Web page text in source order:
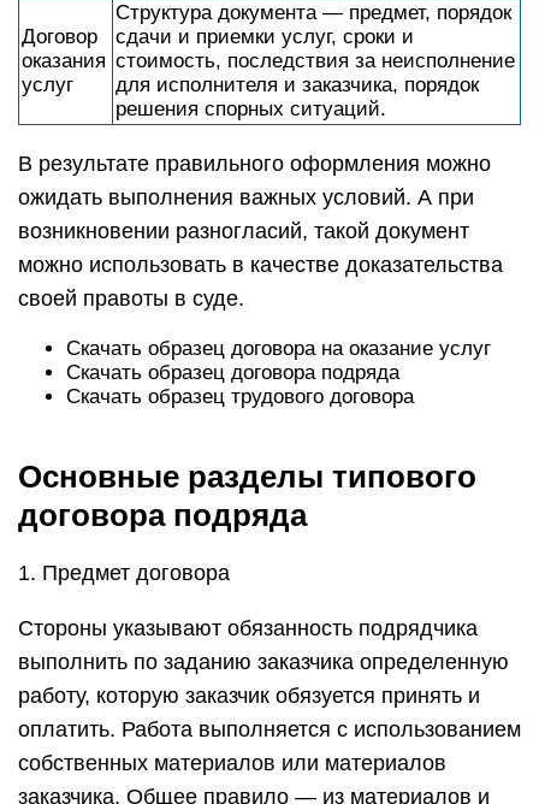
Договор
оказания
услуг
Структура документа — предмет, порядок
сдачи и приемки услуг, сроки и
стоимость, последствия за неисполнение
для исполнителя и заказчика, порядок
решения спорных ситуаций.
В результате правильного оформления можно
ожидать выполнения важных условий. А при
возникновении разногласий, такой документ
можно использовать в качестве доказательства
своей правоты в суде.
Скачать образец договора на оказание услуг
Скачать образец договора подряда
Скачать образец трудового договора
Основные разделы типового
договора подряда
1. Предмет договора
Стороны указывают обязанность подрядчика
выполнить по заданию заказчика определенную
работу, которую заказчик обязуется принять и
оплатить. Работа выполняется с использованием
собственных материалов или материалов
заказчика. Общее правило — из материалов и